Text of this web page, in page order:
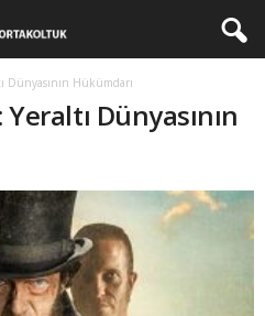
Dünyasının Hükümdarı
Dünyasının